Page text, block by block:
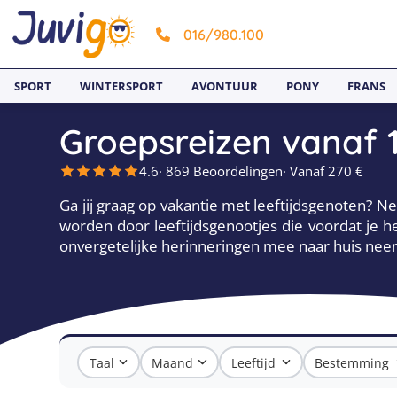
016/980.100
SPORT WINTERSPORT AVONTUUR PONY FRANS
Groepsreizen vanaf
4.6· 869 Beoordelingen· Vanaf 270 €
Ga jij graag op vakantie met leeftijdsgenoten?
worden door leeftijdsgenootjes die voordat je
onvergetelijke herinneringen mee naar huis
Taal Maand Leeftijd Bestemming